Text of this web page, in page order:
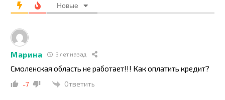
Новые
Марина 3 лет назад
Смоленская область не работает!!! Как оплатить кредит?
-7 Ответить